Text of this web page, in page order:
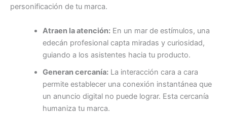
personificación de tu marca.
Atraen la atención:En un mar de estímulos, una
edecán profesional capta miradas y curiosidad,
guiando a los asistentes hacia tu producto.
Generan cercanía:La interacción cara a cara
permite establecer una conexión instantánea que
un anuncio digital no puede lograr. Esta cercanía
humaniza tu marca.